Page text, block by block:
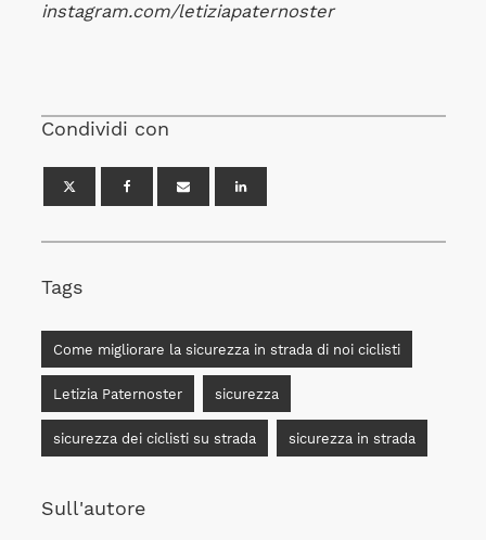
instagram.com/letiziapaternoster
Condividi con
Tags
Come migliorare la sicurezza in strada di noi ciclisti
Letizia Paternoster sicurezza
sicurezza dei ciclisti su strada sicurezza in strada
Sull'autore